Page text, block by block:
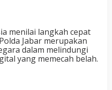
menilai langkah cepat
Jabar merupakan
dalam melindungi
yang memecah belah.